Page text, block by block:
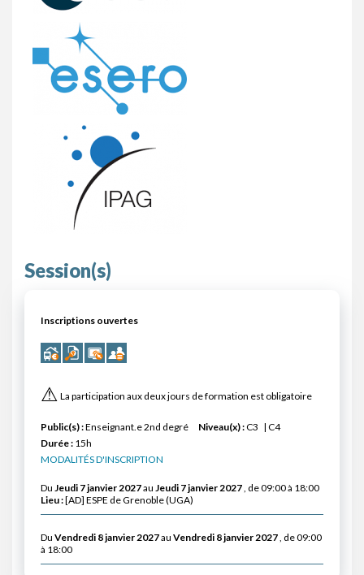
Session(s)
Inscriptions ouvertes
⚠ La participation aux deux jours de formation est obligatoire
Public(s) :Enseignant.e 2nd degré Niveau(x) :C3
C4
Durée : 15h
MODALITÉS D'INSCRIPTION
Du Jeudi 7 janvier 2027au Jeudi 7 janvier 2027 , de 09:00 à 18:00
Lieu :[AD] ESPE de Grenoble (UGA)
Du Vendredi 8 janvier 2027au Vendredi 8 janvier 2027 , de 09:00
à 18:00